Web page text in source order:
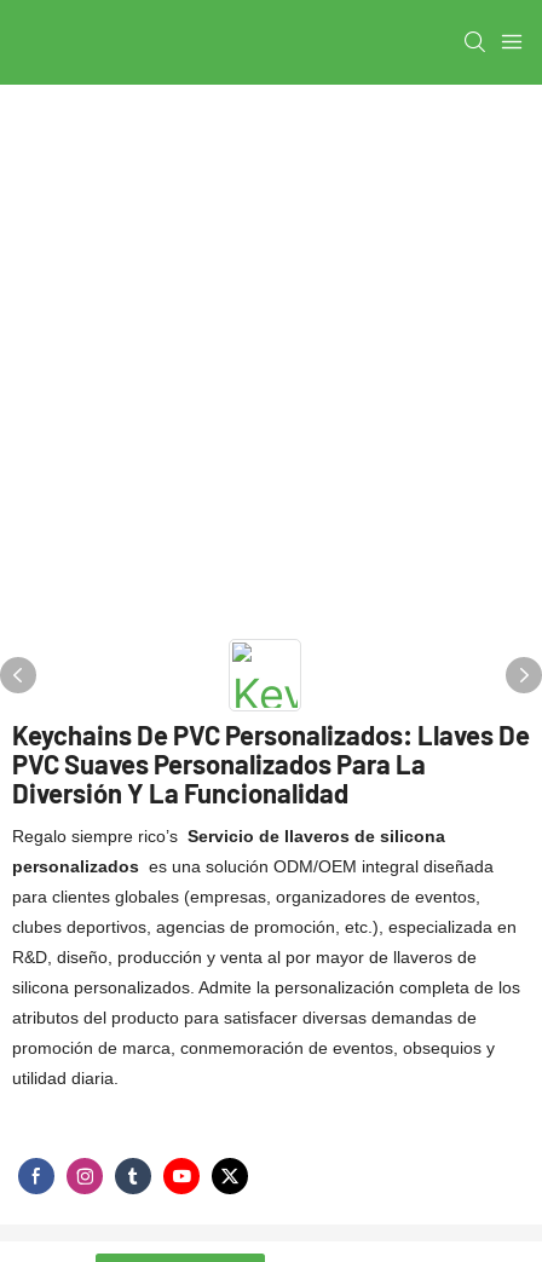
Keychains De PVC Personalizados: Llaves De
PVC Suaves Personalizados Para La
Diversión Y La Funcionalidad
Regalo siempre rico’s Servicio de llaveros de silicona
personalizados es una solución ODM/OEM integral diseñada
para clientes globales (empresas, organizadores de eventos,
clubes deportivos, agencias de promoción, etc.), especializada en
R&D, diseño, producción y venta al por mayor de llaveros de
silicona personalizados. Admite la personalización completa de los
atributos del producto para satisfacer diversas demandas de
promoción de marca, conmemoración de eventos, obsequios y
utilidad diaria.